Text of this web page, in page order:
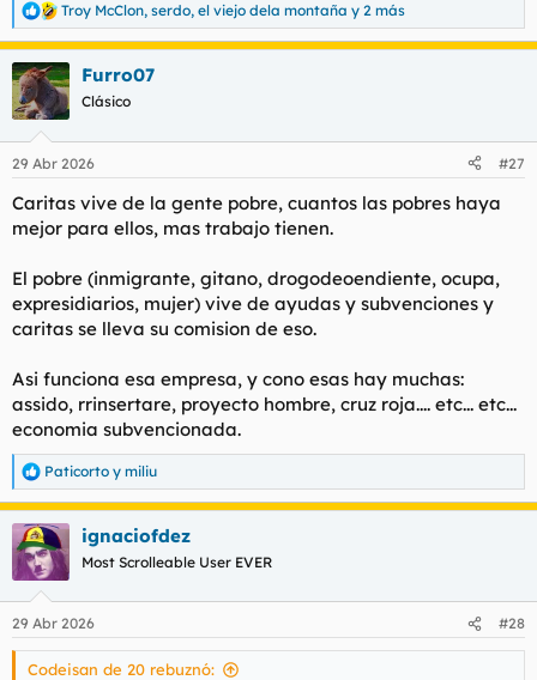
R
e
a
c
c
i
e
:
Troy McClon, serdo, el viejo dela montaña y 2 más
Furro07
Clásico
29 Abr 2026 #27
Caritas vive de la gente pobre, cuantos las pobres haya
mejor para ellos, mas trabajo tienen.
El pobre (inmigrante, gitano, drogodeoendiente, ocupa,
expresidiarios, mujer) vive de ayudas y subvenciones y
caritas se lleva su comision de eso.
Asi funciona esa empresa, y cono esas hay muchas:
assido, rrinsertare, proyecto hombre, cruz roja.... etc... etc...
economia subvencionada.
R
e
a
c
c
i
e
s
Paticorto y miliu
ignaciofdez
Most Scrolleable User EVER
29 Abr 2026 #28
Codeisan de 20 rebuznó: